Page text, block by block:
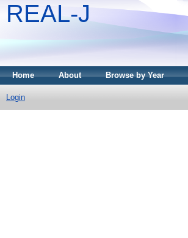
REAL-J
Home About Browse by Year
Login